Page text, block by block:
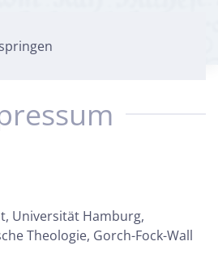
Universität Hamburg,
Theologie, Gorch-Fock-Wall